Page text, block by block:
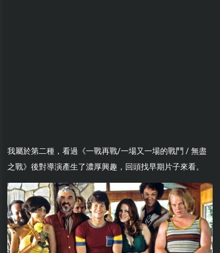
我屬於第二種，看過《一戰再戰/一場又一場的戰鬥 / 無盡
之戰》後對導演產生了濃厚興趣，回頭找早期片子來看。